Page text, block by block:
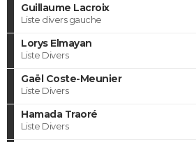
Guillaume Lacroix
Liste divers gauche
Lorys Elmayan
Liste Divers
Gaël Coste-Meunier
Liste Divers
Hamada Traoré
Liste Divers